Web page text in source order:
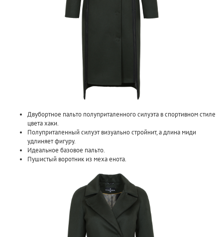
Двубортное пальто полуприталенного силуэта в спортивном стиле
цвета хаки.
Полуприталенный силуэт визуально стройнит, а длина миди
удлиняет фигуру.
Идеальное базовое пальто.
Пушистый воротник из меха енота.